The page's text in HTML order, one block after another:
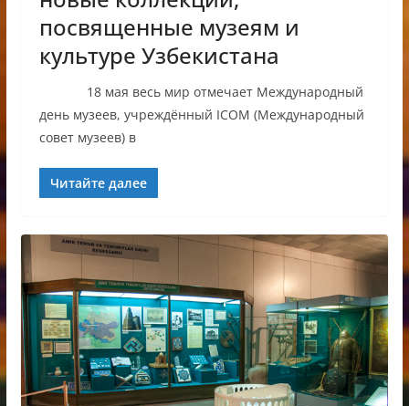
посвященные музеям и
культуре Узбекистана
18 мая весь мир отмечает Международный
день музеев, учреждённый ICOM (Международный
совет музеев) в
Читайте далее